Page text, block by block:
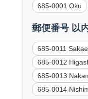
685-0001 Oku
郵便番号 以
685-0011
685-0012
685-0013
685-0014